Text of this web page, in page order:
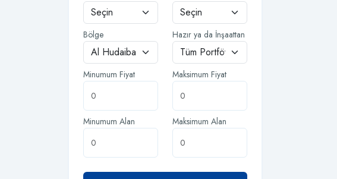
Bölge Hazır ya da İnşaattan
Minumum Fiyat Maksimum Fiyat
Minumum Alan Maksimum Alan